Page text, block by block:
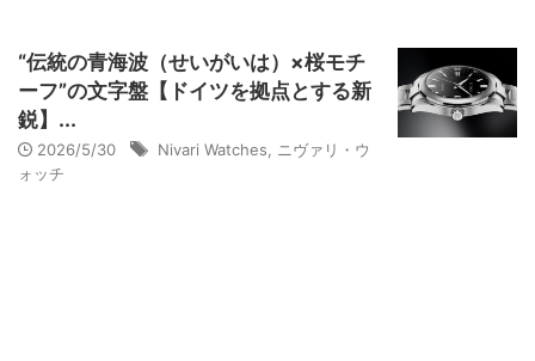
“伝統の青海波（せいがいは）×桜モチ
ーフ”の文字盤【ドイツを拠点とする新
鋭】...
2026/5/30 Nivari Watches
ニヴァリ・ウ
ォッチ